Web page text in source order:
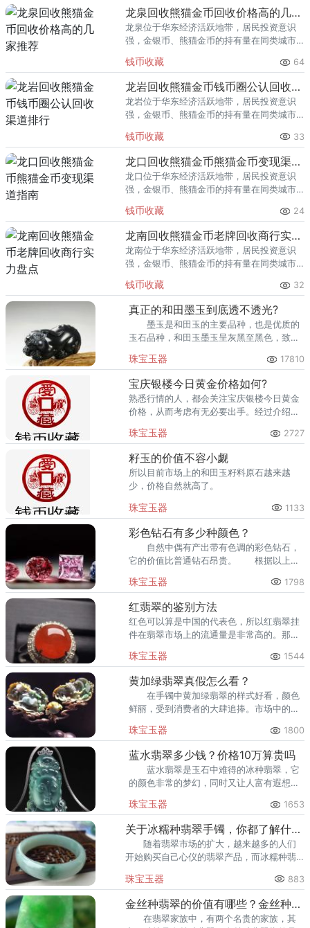
回收渠道里，能精准识别版别溢
龙泉回收熊猫金币回收价格高的几家推荐
龙泉位于华东经济活跃地带，居民投资意识
强，金银币、熊猫金币的持有量在同类城市
熊猫金币的需求就明显升温，但鱼龙混杂的
回收渠道里，能精准识别版别溢
钱币收藏 64
龙岩回收熊猫金币钱币圈公认回收渠道排行
龙岩位于华东经济活跃地带，居民投资意识
强，金银币、熊猫金币的持有量在同类城市
熊猫金币的需求就明显升温，但鱼龙混杂的
回收渠道里，能精准识别版别溢
钱币收藏 33
龙口回收熊猫金币熊猫金币变现渠道指南
龙口位于华东经济活跃地带，居民投资意识
强，金银币、熊猫金币的持有量在同类城市
熊猫金币的需求就明显升温，但鱼龙混杂的
回收渠道里，能精准识别版别溢
钱币收藏 24
龙南回收熊猫金币老牌回收商行实力盘点
龙南位于华东经济活跃地带，居民投资意识
强，金银币、熊猫金币的持有量在同类城市
熊猫金币的需求就明显升温，但鱼龙混杂的
回收渠道里，能精准识别版别溢
钱币收藏 32
真正的和田墨玉到底透不透光?
墨玉是和田玉的主要品种，也是优质的
玉石品种，和田玉墨玉呈灰黑至黑色，致色
强光照射下观察墨玉的真伪是常见的方法，
真正的和田墨玉到底透不透光?
珠宝玉器 17810
宝庆银楼今日黄金价格如何?
熟悉行情的人，都会关注宝庆银楼今日黄金
价格，从而考虑有无必要出手。经过介绍，
初步的了解。
珠宝玉器 2727
籽玉的价值不容小觑
所以目前市场上的和田玉籽料原石越来越
少，价格自然就高了。
珠宝玉器 1133
彩色钻石有多少种颜色？
自然中偶有产出带有色调的彩色钻石，
它的价值比普通钻石昂贵。 根据以上说
珠宝玉器 1798
红翡翠的鉴别方法
红色可以算是中国的代表色，所以红翡翠挂
件在翡翠市场上的流通量是非常高的。那要
珠宝玉器 1544
黄加绿翡翠真假怎么看？
在手镯中黄加绿翡翠的样式好看，颜色
鲜丽，受到消费者的大肆追捧。市场中的黄
别，就连假货也变得分不清。
珠宝玉器 1800
蓝水翡翠多少钱？价格10万算贵吗
蓝水翡翠是玉石中难得的冰种翡翠，它
的颜色非常的梦幻，同时又让人富有遐想。
了。有人想问了，那市面上的蓝水翡翠多少
钱?
珠宝玉器 1653
关于冰糯种翡翠手镯，你都了解什么？
随着翡翠市场的扩大，越来越多的人们
开始购买自己心仪的翡翠产品，而冰糯种翡
种翡翠手镯好吗?
珠宝玉器 883
金丝种翡翠的价值有哪些？金丝种翡翠送人好吗？
在翡翠家族中，有两个名贵的家族，其